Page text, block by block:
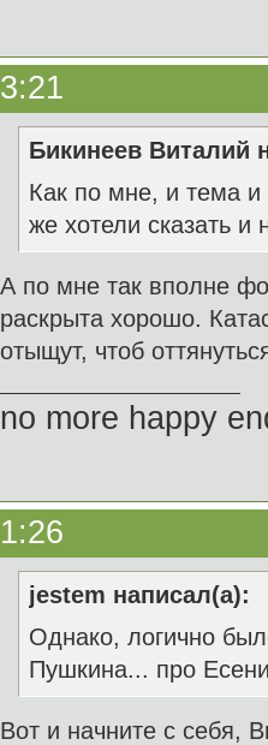
Бикинеев Виталий
Как по мне, и тема
же хотели сказать и
А по мне так вполне
раскрыта хорошо.
отыщут, чтоб
no more happy
jestem написал(а):
Однако, логично
Пушкина... про
Вот и начните с себя,